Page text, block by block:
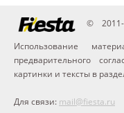
©
Использование
предварительного
картинки и тексты в
Для связи: mail@fiesta.ru